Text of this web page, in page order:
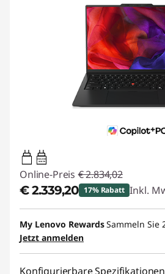
65W-65W
USB PD
Online-Preis € 2.834,02
€ 2.339,20 17% Rabatt Inkl.
eCoupon-Rabatt :-€ 494,82
eCoupon :THINKDEAL
My Lenovo RewardsSammeln Sie
Jetzt anmelden
Konfigurierbare